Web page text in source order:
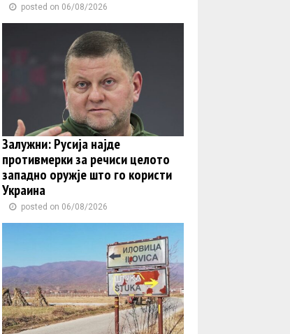
posted on 06/08/2026
Залужни: Русија најде
противмерки за речиси целото
западно оружје што го користи
Украина
posted on 06/08/2026